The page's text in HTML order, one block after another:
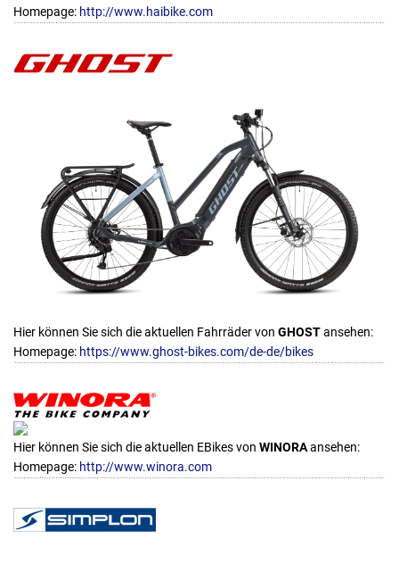
Homepage: http://www.haibike.com
Hier können Sie sich die aktuellen Fahrräder von GHOSTansehen:
Homepage: https://www.ghost-bikes.com/de-de/bikes
Hier können Sie sich die aktuellen EBikes von WINORAansehen:
Homepage: http://www.winora.com